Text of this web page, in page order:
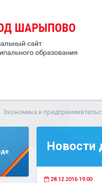
Экономика и
Новости
28.12.2016 19:00